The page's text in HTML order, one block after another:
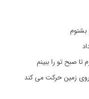
بشنوم
صبح تو را ببینم
زمین حرکت می کند